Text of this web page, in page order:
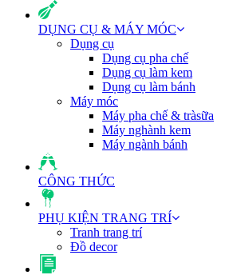
DỤNG CỤ & MÁY MÓC
Dụng cụ
Dụng cụ pha chế
Dụng cụ làm kem
Dụng cụ làm bánh
Máy móc
Máy pha chế & tràsữa
Máy nghành kem
Máy ngành bánh
CÔNG THỨC
PHỤ KIỆN TRANG TRÍ
Tranh trang trí
Đồ decor